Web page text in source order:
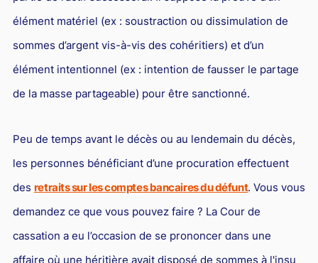
L'industrie
Droit de l'environnement et des énergies renouvelables
Concurrence déloyale
Transport
Restructuration d'entreprise
élément matériel (ex : soustraction ou dissimulation de
sommes d’argent vis-à-vis des cohéritiers) et d’un
élément intentionnel (ex : intention de fausser le partage
de la masse partageable) pour être sanctionné.
Peu de temps avant le décès ou au lendemain du décès,
les personnes bénéficiant d’une procuration effectuent
des retraits sur les comptes bancaires du défunt. Vous vous
demandez ce que vous pouvez faire ? La Cour de
cassation a eu l’occasion de se prononcer dans une
affaire où une héritière avait disposé de sommes à l'insu